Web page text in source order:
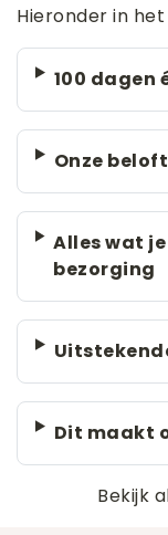
Hieronder in
100 dagen
Onze
Alles wat
bezorging
Dit maakt
Bekijk